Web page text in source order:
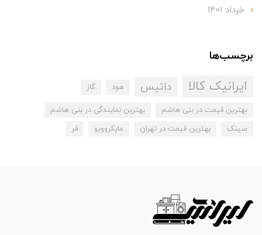
خرداد 1401
برچسب‌ها
ایرانیک کالا داتیس هود گاز
بهترین قیمت در بنی هاشم
بهترین نمایندگی در بنی هاشم
سینک
بهترین قیمت در تهران مایکروویو فر